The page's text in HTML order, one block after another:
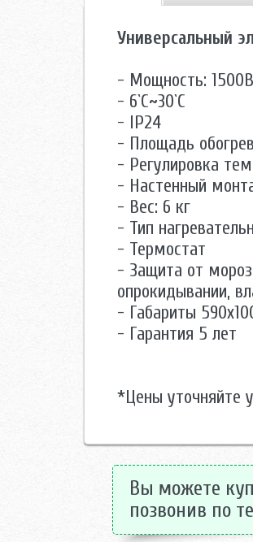
Универсальный
- Мощность:
- 6`С~30`С
- IP24
- Площадь
- Регулировка
- Настенный
- Вес: 6 кг
- Тип
- Термостат
- Защита от
опрокидывании,
- Габариты
- Гарантия 5 лет
*Цены уточняйте
Вы можете
позвонив по